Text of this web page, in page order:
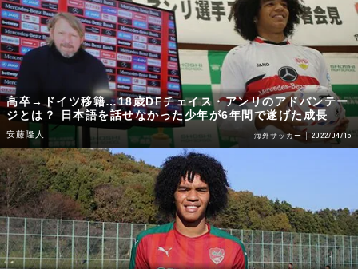
高卒→ドイツ移籍…18歳DFチェイス・アンリのアドバンテー
ジとは？ 日本語を話せなかった少年が6年間で遂げた成長
安藤隆人 海外サッカー 2022/04/15